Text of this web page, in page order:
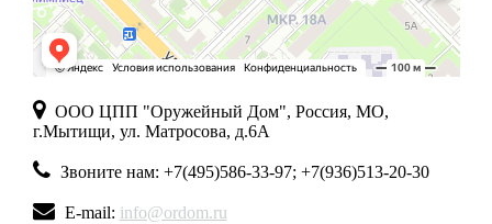
ООО ЦПП "Оружейный Дом", Россия, МО,
г.Мытищи, ул. Матросова, д.6А
Звоните нам: +7(495)586-33-97; +7(936)513-20-30
E-mail: info@ordom.ru